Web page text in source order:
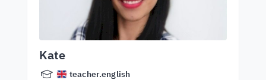
Kate
teacher.english